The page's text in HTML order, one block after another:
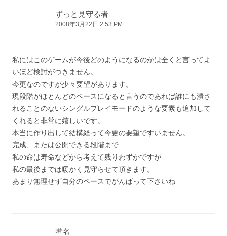
ずっと見守る者
2008年3月22日 2:53 PM
私にはこのゲームが今後どのようになるのかは全くと言ってよ
いほど検討がつきません。
今更なのですが少々要望があります。
現段階がほとんどのベースになると言うのであれば誰にも潰さ
れることのないシングルプレイモードのような要素も追加して
くれると非常に嬉しいです。
本当に作り出して結構経って今更の要望ですいません。
完成、または公開できる段階まで
私の命は寿命などから考えて残りわずかですが
私の最後までは暖かく見守らせて頂きます。
あまり無理せず自分のペースでがんばって下さいね
匿名